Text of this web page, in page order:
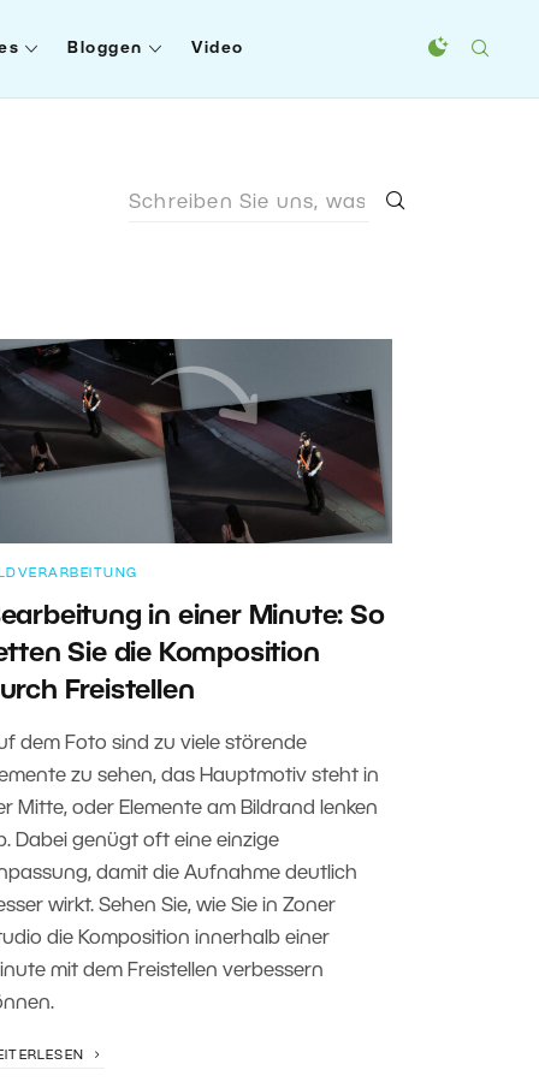
Bloggen Video
in einer Minute: So
Sie die Komposition
Freistellen
dem Foto sind zu viele störende
zu sehen, das Hauptmotiv steht in
Mitte, oder Elemente am Bildrand lenken
Dabei genügt oft eine einzige
damit die Aufnahme deutlich
wirkt. Sehen Sie, wie Sie in Zoner
die Komposition innerhalb einer
mit dem Freistellen verbessern